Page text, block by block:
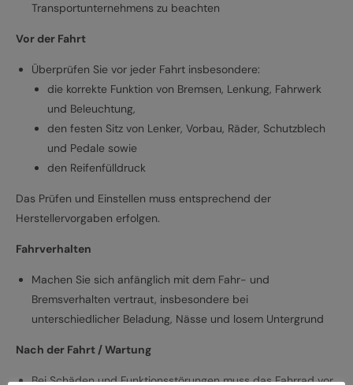
Transportunternehmens zu beachten
Vor der Fahrt
Überprüfen Sie vor jeder Fahrt insbesondere:
die korrekte Funktion von Bremsen, Lenkung, Fahrwerk
und Beleuchtung,
den festen Sitz von Lenker, Vorbau, Räder, Schutzblech
und Pedale sowie
den Reifenfülldruck
Das Prüfen und Einstellen muss entsprechend der
Herstellervorgaben erfolgen.
Fahrverhalten
Machen Sie sich anfänglich mit dem Fahr- und
Bremsverhalten vertraut, insbesondere bei
unterschiedlicher Beladung, Nässe und losem Untergrund
Nach der Fahrt / Wartung
Bei Schäden und Funktionsstörungen muss das Fahrrad vor